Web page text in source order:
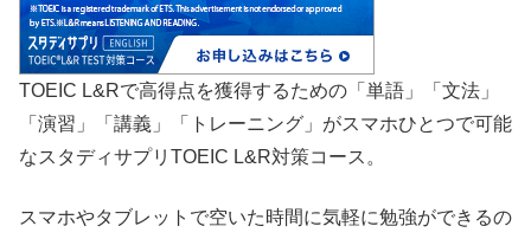
TOEIC L&Rで高得点を獲得するための「単語」「文法」
「演習」「講義」「トレーニング」がスマホひとつで可能
なスタディサプリTOEIC L&R対策コース。
スマホやタブレットで空いた時間に気軽に勉強ができるの